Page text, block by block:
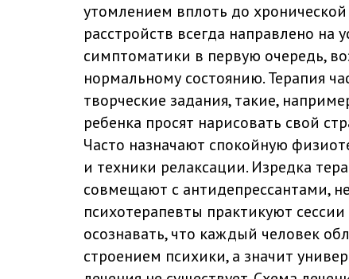
утомлением вплоть до хронической
расстройств всегда направлено на
симптоматики в первую очередь,
нормальному состоянию. Терапия
творческие задания, такие,
ребенка просят нарисовать свой
Часто назначают спокойную
и техники релаксации. Изредка
совмещают с антидепрессантами,
психотерапевты практикуют
осознавать, что каждый человек
строением психики, а значит